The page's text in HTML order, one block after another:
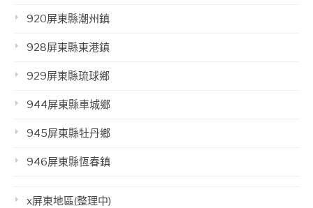
920屏東縣潮州鎮
928屏東縣東港鎮
929屏東縣琉球鄉
944屏東縣車城鄉
945屏東縣牡丹鄉
946屏東縣恆春鎮
x屏東地區(整理中)